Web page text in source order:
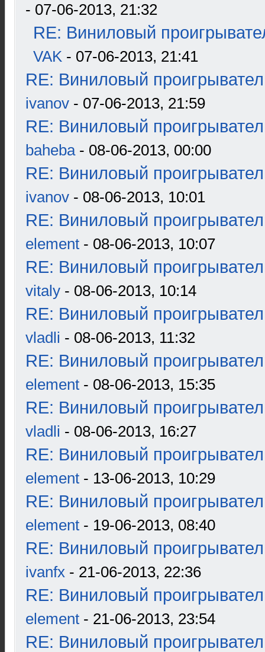
- 07-06-2013, 21:32
RE: Виниловый
VAK - 07-06-2013, 21:41
RE: Виниловый
ivanov - 07-06-2013, 21:59
RE: Виниловый
baheba- 08-06-2013, 00:00
RE: Виниловый
ivanov - 08-06-2013, 10:01
RE: Виниловый
element - 08-06-2013, 10:07
RE: Виниловый
vitaly - 08-06-2013, 10:14
RE: Виниловый
vladli - 08-06-2013, 11:32
RE: Виниловый
element - 08-06-2013, 15:35
RE: Виниловый
vladli - 08-06-2013, 16:27
RE: Виниловый
element - 13-06-2013, 10:29
RE: Виниловый
element - 19-06-2013, 08:40
RE: Виниловый
ivanfx - 21-06-2013, 22:36
RE: Виниловый
element - 21-06-2013, 23:54
RE: Виниловый